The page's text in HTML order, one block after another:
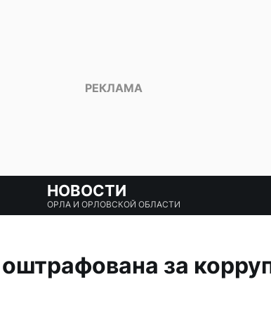
НОВОСТИ
ОРЛА И ОРЛОВСКОЙ ОБЛАСТИ
за